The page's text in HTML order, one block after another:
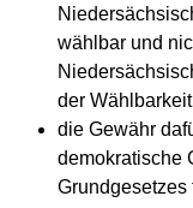
wählbar und
der
die Gewähr
demokratische